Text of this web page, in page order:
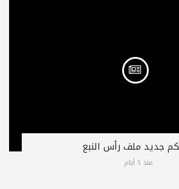
جديد ملف رأس النبع
منذ 5 أيام